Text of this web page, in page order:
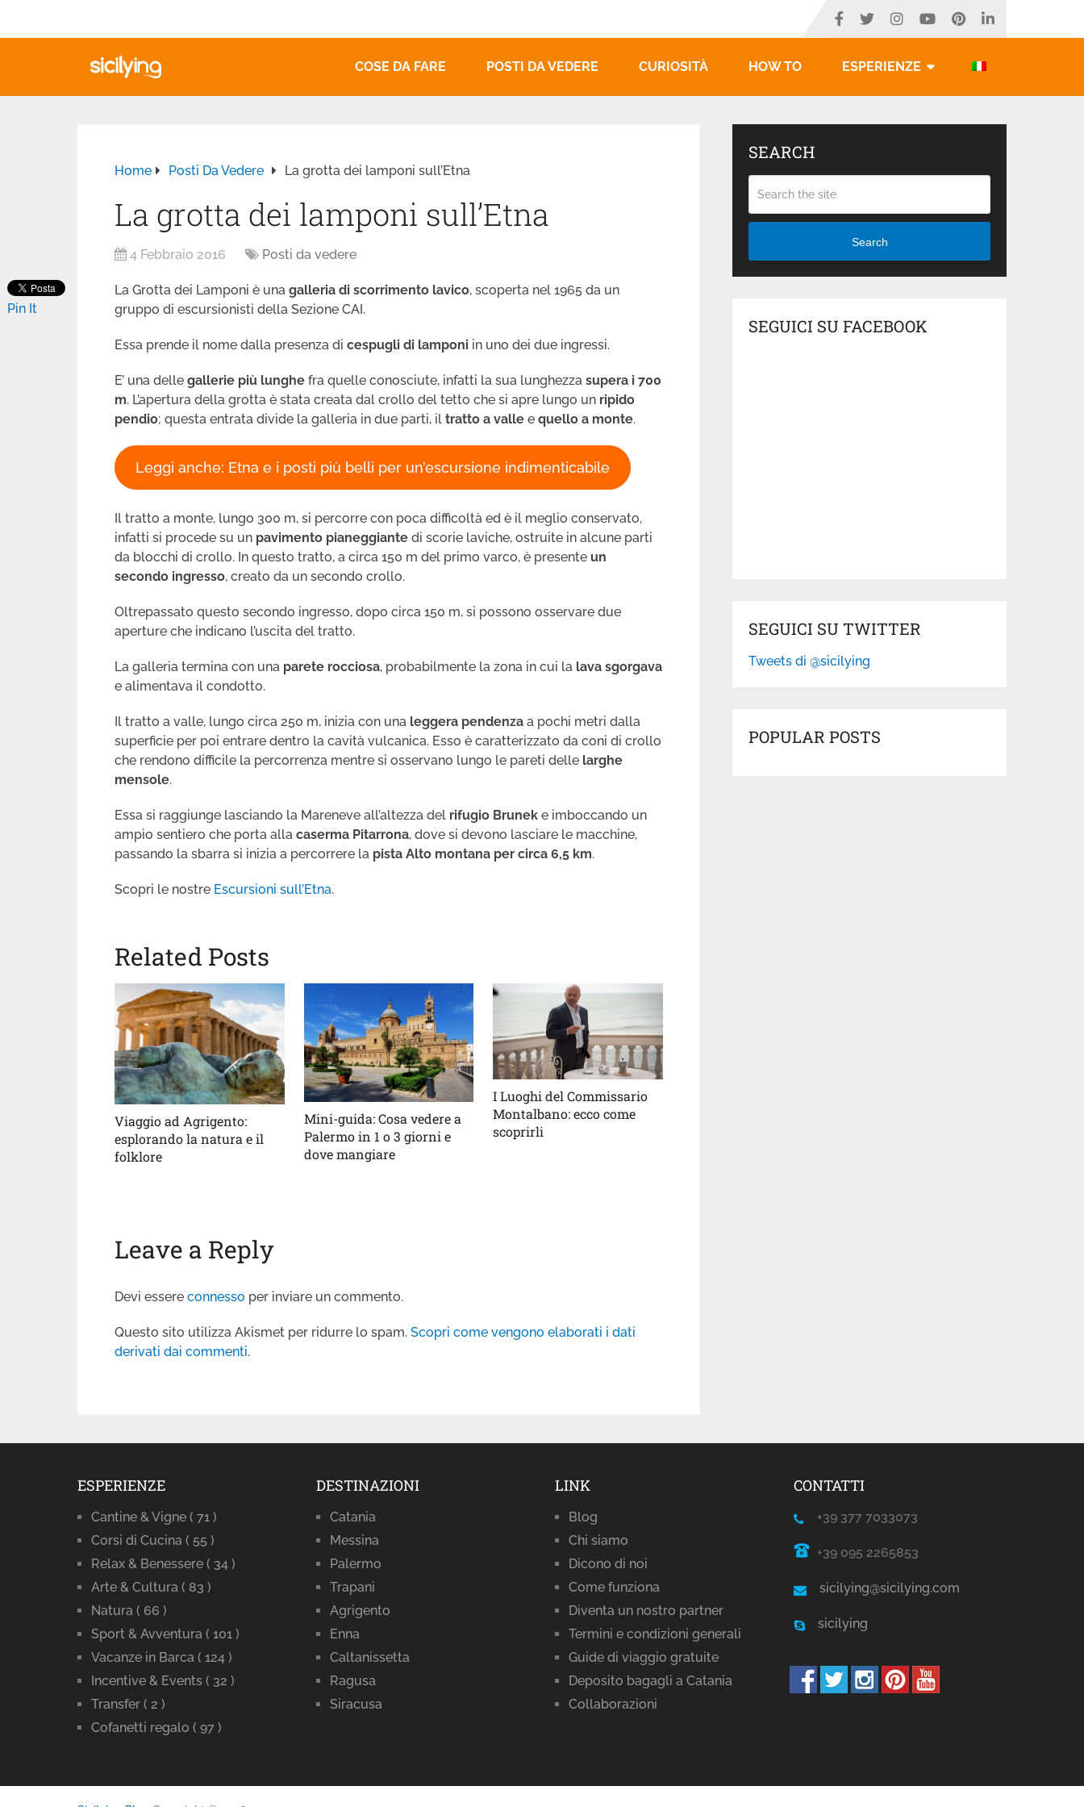
COSE DA FARE POSTI DA VEDERE CURIOSITÀ HOW TO ESPERIENZE
Home Posti Da Vedere La grotta dei lamponi sull’Etna
La grotta dei lamponi sull’Etna
4 Febbraio 2016 Posti da vedere
La Grotta dei Lamponi è una galleria di scorrimento lavico, scoperta nel 1965 da un
gruppo di escursionisti della Sezione CAI.
Essa prende il nome dalla presenza di cespugli di lamponi in uno dei due ingressi.
E’ una delle gallerie più lunghe fra quelle conosciute, infatti la sua lunghezza supera i 700
m. L’apertura della grotta è stata creata dal crollo del tetto che si apre lungo un ripido
pendio; questa entrata divide la galleria in due parti, il tratto a valle e quello a monte.
Leggi anche: Etna e i posti più belli per un’escursione indimenticabile
Il tratto a monte, lungo 300 m, si percorre con poca difficoltà ed è il meglio conservato,
infatti si procede su un pavimento pianeggiante di scorie laviche, ostruite in alcune parti
da blocchi di crollo. In questo tratto, a circa 150 m del primo varco, è presente un
secondo ingresso, creato da un secondo crollo.
Oltrepassato questo secondo ingresso, dopo circa 150 m, si possono osservare due
aperture che indicano l’uscita del tratto.
La galleria termina con una parete rocciosa, probabilmente la zona in cui la lava sgorgava
e alimentava il condotto.
Il tratto a valle, lungo circa 250 m, inizia con una leggera pendenza a pochi metri dalla
superficie per poi entrare dentro la cavità vulcanica. Esso è caratterizzato da coni di crollo
che rendono difficile la percorrenza mentre si osservano lungo le pareti delle larghe
mensole.
Essa si raggiunge lasciando la Mareneve all’altezza del rifugio Brunek e imboccando un
ampio sentiero che porta alla caserma Pitarrona, dove si devono lasciare le macchine,
passando la sbarra si inizia a percorrere la pista Alto montana per circa 6,5 km.
Scopri le nostre Escursioni sull’Etna.
Pin It
Related Posts
Viaggio ad Agrigento:
esplorando la natura e il
folklore
Mini-guida: Cosa vedere a
Palermo in 1 o 3 giorni e
dove mangiare
I Luoghi del Commissario
Montalbano: ecco come
scoprirli
Leave a Reply
Devi essere connesso per inviare un commento.
Questo sito utilizza Akismet per ridurre lo spam. Scopri come vengono elaborati i dati
derivati dai commenti.
SEARCH
Search
SEGUICI SU FACEBOOK
SEGUICI SU TWITTER
Tweets di @sicilying
POPULAR POSTS
ESPERIENZE
Cantine & Vigne ( 71 )
Corsi di Cucina ( 55 )
Relax & Benessere ( 34 )
Arte & Cultura ( 83 )
Natura ( 66 )
Sport & Avventura ( 101 )
Vacanze in Barca ( 124 )
Incentive & Events ( 32 )
Transfer ( 2 )
Cofanetti regalo ( 97 )
DESTINAZIONI
Catania
Messina
Palermo
Trapani
Agrigento
Enna
Caltanissetta
Ragusa
Siracusa
LINK
Blog
Chi siamo
Dicono di noi
Come funziona
Diventa un nostro partner
Termini e condizioni generali
Guide di viaggio gratuite
Deposito bagagli a Catania
Collaborazioni
CONTATTI
+39 377 7033073
+39 095 2265853
sicilying@sicilying.com
sicilying